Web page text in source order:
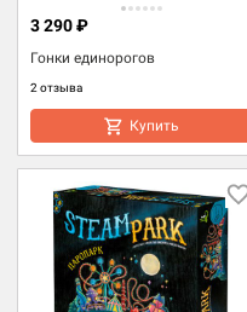
Гонки единорогов
2 отзыва
3 290 ₽
Купить